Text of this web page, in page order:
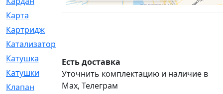
Карта
[2]
Картридж
Катализатор
Катушка
[2]
Катушки
[291]
Клапан
[375]
Есть доставка
Уточнить комплектацию и наличие в
Max, Телеграм